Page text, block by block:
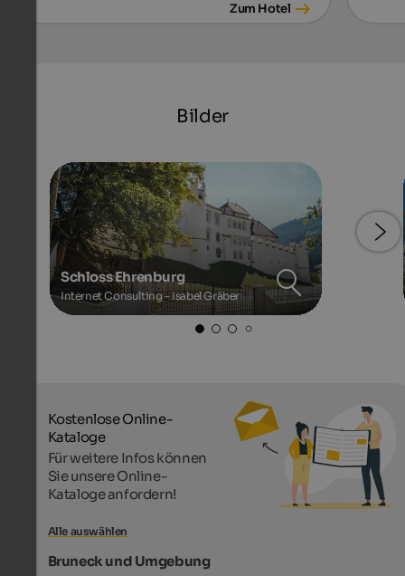
Zum Hotel
Bilder
Schloss Ehrenburg
Internet Consulting - Isabel Gräber
Kostenlose Online-
Kataloge
Für weitere Infos können
Sie unsere Online-
Kataloge anfordern!
Alle auswählen
Bruneck und Umgebung